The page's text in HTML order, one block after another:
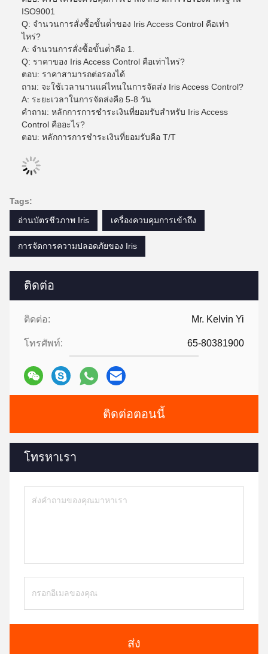
ติดต่อ
ติดต่อ: Mr. Kelvin Yi
โทรศัพท์: 65-80381900
ติดต่อตอนนี้
โทรหาเรา
ส่ง
ISO9001
Q: จํานวนการสั่งซื้อขั้นต่ําของ Iris Access Control คือเท่า
ไหร่?
A: จํานวนการสั่งซื้อขั้นต่ําคือ 1.
Q: ราคาของ Iris Access Control คือเท่าไหร่?
ตอบ: ราคาสามารถต่อรองได้
ถาม: จะใช้เวลานานแค่ไหนในการจัดส่ง Iris Access Control?
A: ระยะเวลาในการจัดส่งคือ 5-8 วัน
คําถาม: หลักการการชําระเงินที่ยอมรับสําหรับ Iris Access
Control คืออะไร?
ตอบ: หลักการการชําระเงินที่ยอมรับคือ T/T
Tags:
อ่านบัตรชีวภาพ Iris
เครื่องควบคุมการเข้าถึง
การจัดการความปลอดภัยของ Iris